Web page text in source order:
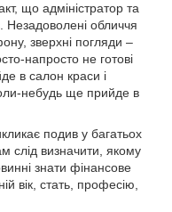
що адміністратор та
Незадоволені обличчя
зверхні погляди –
напросто не готові
в салон краси і
небудь ще прийде в
подив у багатьох
слід визначити, якому
знати фінансове
вік, стать, професію,